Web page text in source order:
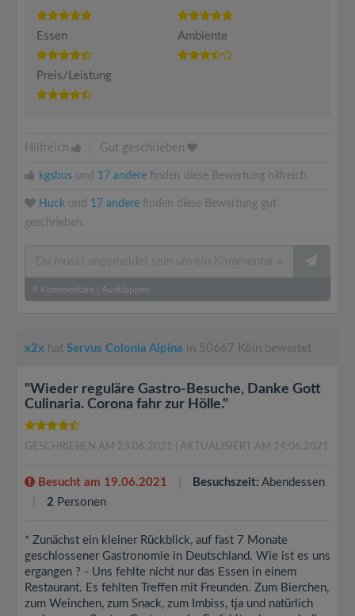
Essen Ambiente
Preis/Leistung
Hilfreich Gut geschrieben
kgsbus und 17 andere finden diese Bewertung hilfreich.
Huck und 17 andere finden diese Bewertung gut
geschrieben.
9 Kommentare Ausklappen
x2x hat Servus Colonia Alpina in 50667 Köln bewertet
"Wieder reguläre Gastro-Besuche, Danke Gott
Culinaria. Corona fahr zur Hölle."
GESCHRIEBEN AM 23.06.2021 | AKTUALISIERT AM 24.06.2021
Besucht am 19.06.2021 Besuchszeit: Abendessen
2 Personen
* Zunächst ein kleiner Rückblick, auf fast 7 Monate
geschlossener Gastronomie in Deutschland. Wie ist es uns
ergangen ? - Uns fehlte nicht nur das Essen in einem
Restaurant. Es fehlten Treffen mit Freunden. Zum Bierchen,
zum Weinchen, zum Snack, zum Imbiss, tja und natürlich